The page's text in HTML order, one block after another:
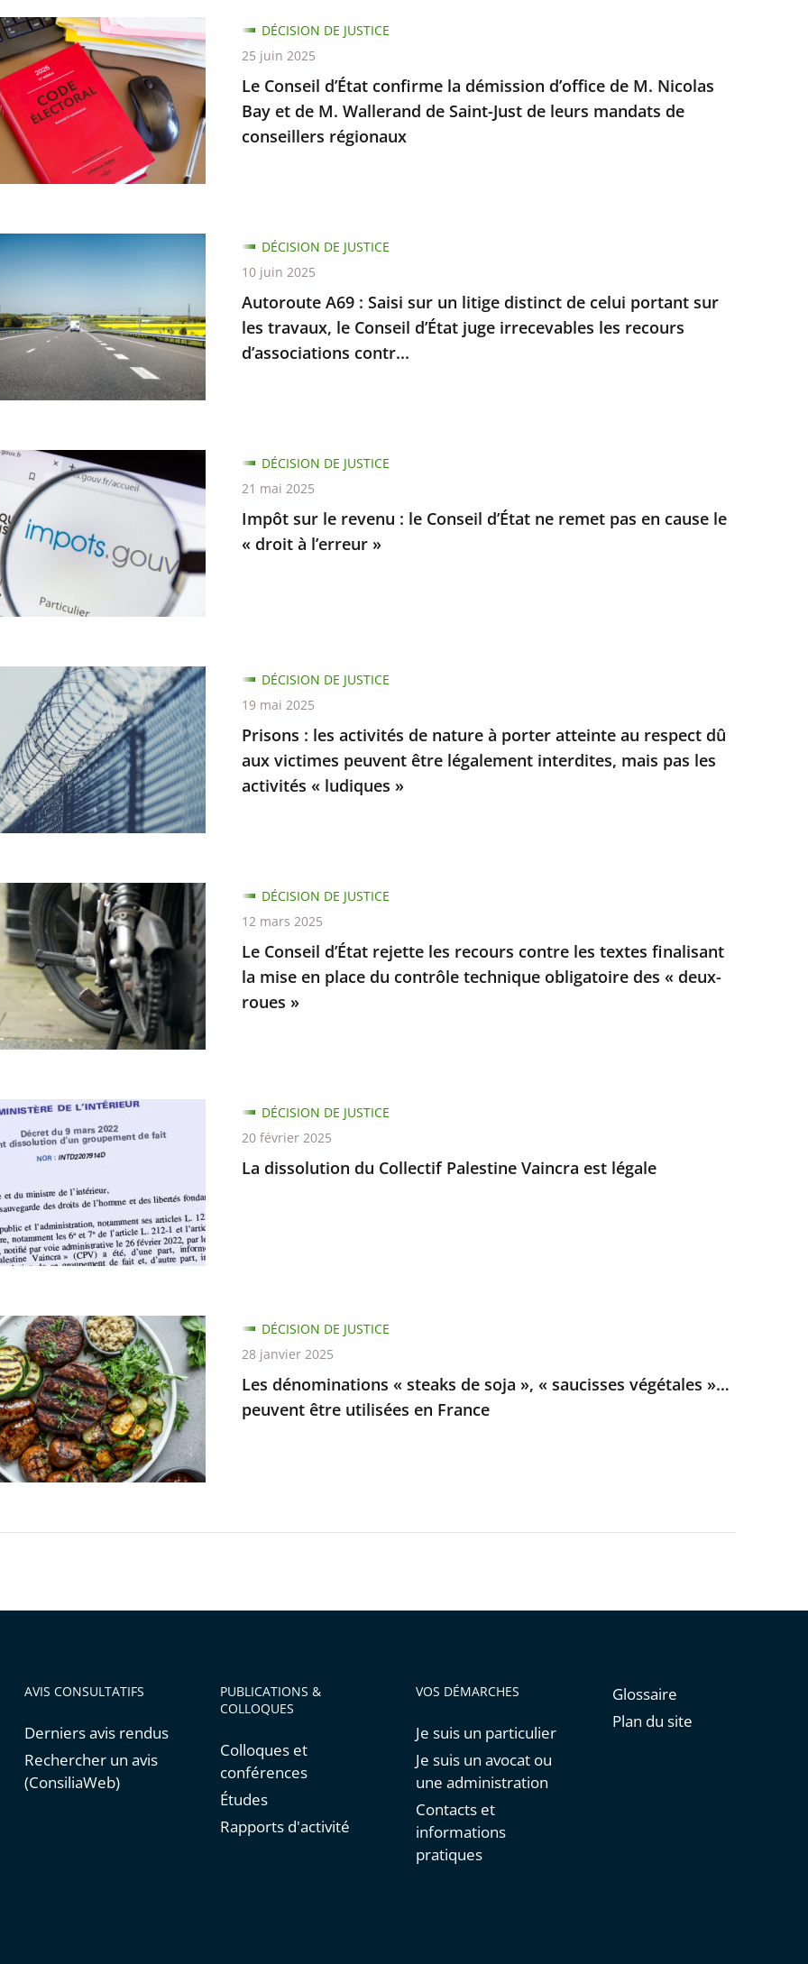
Le Conseil d’État confirme la démission d’office de M. Nicolas
Bay et de M. Wallerand de Saint-Just de leurs mandats de
conseillers régionaux
DÉCISION DE JUSTICE
25 juin 2025
Autoroute A69 : Saisi sur un litige distinct de celui portant sur
les travaux, le Conseil d’État juge irrecevables les recours
d’associations contr...
DÉCISION DE JUSTICE
10 juin 2025
Impôt sur le revenu : le Conseil d’État ne remet pas en cause le
« droit à l’erreur »
DÉCISION DE JUSTICE
21 mai 2025
Prisons : les activités de nature à porter atteinte au respect dû
aux victimes peuvent être légalement interdites, mais pas les
activités « ludiques »
DÉCISION DE JUSTICE
19 mai 2025
Le Conseil d’État rejette les recours contre les textes finalisant
la mise en place du contrôle technique obligatoire des « deux-
roues »
DÉCISION DE JUSTICE
12 mars 2025
La dissolution du Collectif Palestine Vaincra est légale
DÉCISION DE JUSTICE
20 février 2025
Les dénominations « steaks de soja », « saucisses végétales »…
peuvent être utilisées en France
DÉCISION DE JUSTICE
28 janvier 2025
AVIS CONSULTATIFS
Derniers avis rendus
Rechercher un avis
(ConsiliaWeb)
PUBLICATIONS &
COLLOQUES
Colloques et
conférences
Études
Rapports d'activité
VOS DÉMARCHES
Je suis un particulier
Je suis un avocat ou
une administration
Contacts et
informations
pratiques
Glossaire
Plan du site